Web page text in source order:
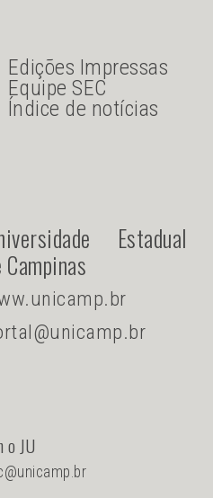
JU menu sanduiche
Edições Impressas
Equipe SEC
Índice de notícias
Estadual
Campinas
o JU